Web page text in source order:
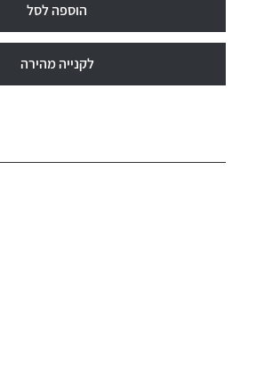
הוספה לסל
לקנייה מהירה